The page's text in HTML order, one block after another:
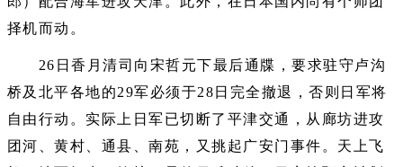
择机而动。
26日香月清司向宋哲元下最后通牒，要求驻守卢沟
桥及北平各地的29军必须于28日完全撤退，否则日军将
自由行动。实际上日军已切断了平津交通，从廊坊进攻
团河、黄村、通县、南苑，又挑起广安门事件。天上飞